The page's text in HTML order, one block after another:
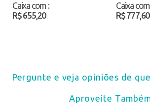
Atacado
Caixa com :
R$ 655,20
Caixa com
R$ 777,60
Pergunte e veja opiniões de
Aproveite